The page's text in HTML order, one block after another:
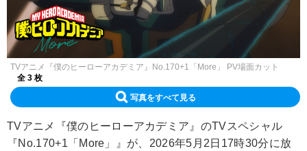
TVアニメ『僕のヒーローアカデミア』No.170+1「More」 PV場面カット
全 3 枚
写真をすべて見る
TVアニメ『僕のヒーローアカデミア』のTVスペシャル
『No.170+1「More」』が、2026年5月2日17時30分に放